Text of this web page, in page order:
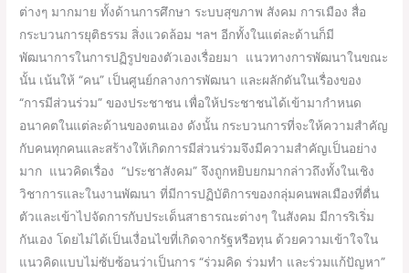
ต่างๆ มากมาย ทั้งด้านการศึกษา ระบบสุขภาพ สังคม การเมือง สื่อ
กระบวนการยุติธรรม สิ่งแวดล้อม ฯลฯ อีกทั้งในแต่ละด้านก็มี
พัฒนาการในการปฏิรูปของตัวเองเรื่อยมา แนวทางการพัฒนาในขณะ
นั้น เน้นให้ “คน” เป็นศูนย์กลางการพัฒนา และผลักดันในเรื่องของ
“การมีส่วนร่วม” ของประชาชน เพื่อให้ประชาชนได้เข้ามากำหนด
อนาคตในแต่ละด้านของตนเอง ดังนั้น กระบวนการที่จะให้ความสำคัญ
กับคนทุกคนและสร้างให้เกิดการมีส่วนร่วมจึงมีความสำคัญเป็นอย่าง
มาก แนวคิดเรื่อง “ประชาสังคม” จึงถูกหยิบยกมากล่าวถึงทั้งในเชิง
วิชาการและในงานพัฒนา ที่มีการปฏิบัติการของกลุ่มคนพลเมืองที่ตื่น
ตัวและเข้าไปจัดการกับประเด็นสาธารณะต่างๆ ในสังคม มีการริเริ่ม
กันเอง โดยไม่ได้เป็นเงื่อนไขที่เกิดจากรัฐหรือทุน ด้วยความเข้าใจใน
แนวคิดแบบไม่ซับซ้อนว่าเป็นการ “ร่วมคิด ร่วมทำ และร่วมแก้ปัญหา”